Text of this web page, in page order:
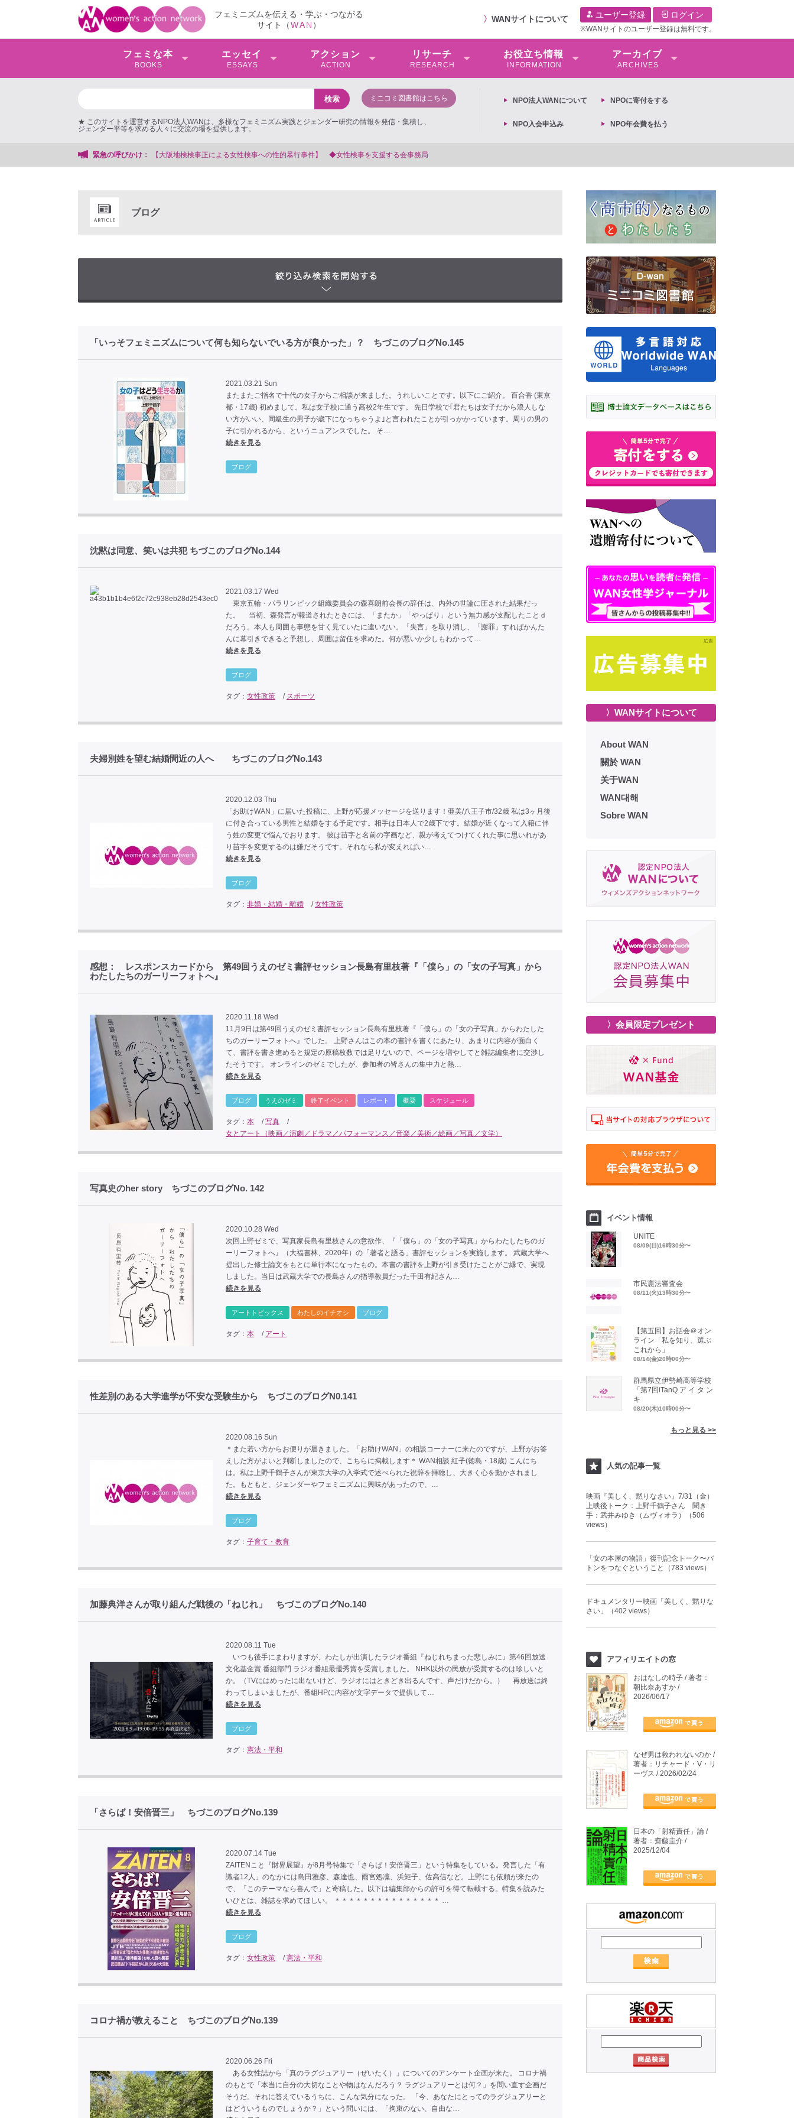
フェミニズムを伝える・学ぶ・つながる
サイト（WAN ）
〉 WANサイトについて ユーザー登録 ログイン
※WANサイトのユーザー登録は無料です。
フェミな本
BOOKS
エッセイ
ESSAYS
アクション
ACTION
リサーチ
RESEARCH
お役⽴ち情報
INFORMATION
アーカイブ
ARCHIVES
ミニコミ図書館はこちら
★ このサイトを運営するNPO法人WANは、多様なフェミニズム実践とジェンダー研究の情報を発信・集積し、
ジェンダー平等を求める人々に交流の場を提供します。
NPO法⼈WANについて NPOに寄付をする
NPO入会申込み NPO年会費を払う
緊急の呼びかけ： 【抗議文】2026年3月13日第6次男女共同参画基本計画の閣議決定への抗議文 ◆女性差別撤廃条約実現アクション 亀永能布子
ブログ
「いっそフェミニズムについて何も知らないでいる方が良かった」？ ちづこのブログNo.145
2021.03.21 Sun
またまたご指名で十代の女子からご相談が来ました。うれしいことです。以下にご紹介。 百合香 (東京
都・17歳) 初めまして。私は女子校に通う高校2年生です。 先日学校で｢君たちは女子だから浪人しな
い方がいい、同級生の男子が歳下になっちゃうよ｣と言われたことが引っかかっています。周りの男の
子に引かれるから、というニュアンスでした。 そ…
続きを見る
ブログ
沈黙は同意、笑いは共犯 ちづこのブログNo.144
2021.03.17 Wed
東京五輪・パラリンピック組織委員会の森喜朗前会長の辞任は、内外の世論に圧された結果だっ
た。 当初、森発言が報道されたときには、「またか」「やっぱり」という無力感が支配したことｄ
だろう。本人も周囲も事態を甘く見ていたに違いない。「失言」を取り消し、「謝罪」すればかんた
んに幕引きできると予想し、周囲は留任を求めた。何が悪いか少しもわかって…
続きを見る
ブログ
タグ： 女性政策 / スポーツ
夫婦別姓を望む結婚間近の人へ ちづこのブログNo.143
2020.12.03 Thu
「お助けWAN」に届いた投稿に、上野が応援メッセージを送ります！亜美/八王子市/32歳 私は3ヶ月後
に付き合っている男性と結婚をする予定です。相手は日本人で2歳下です。結婚が近くなって入籍に伴
う姓の変更で悩んでおります。 彼は苗字と名前の字画など、親が考えてつけてくれた事に思いれがあ
り苗字を変更するのは嫌だそうです。それなら私が変えればい…
続きを見る
ブログ
タグ： 非婚・結婚・離婚 /女性政策
感想： レスポンスカードから 第49回うえのゼミ書評セッション長島有里枝著『「僕ら」の「女の子写真」から
わたしたちのガーリーフォトへ』
2020.11.18 Wed
11月9日は第49回うえのゼミ書評セッション長島有里枝著『「僕ら」の「女の子写真」からわたした
ちのガーリーフォトへ』でした。 上野さんはこの本の書評を書くにあたり、あまりに内容が面白く
て、書評を書き進めると規定の原稿枚数では足りないので、ページを増やしてと雑誌編集者に交渉し
たそうです。 オンラインのゼミでしたが、参加者の皆さんの集中力と熱…
続きを見る
ブログ うえのゼミ 終了イベント レポート 概要 スケジュール
タグ： 本 /写真
/
女とアート（映画／演劇／ドラマ／パフォーマンス／音楽／美術／絵画／写真／文学）
写真史のher story ちづこのブログNo. 142
2020.10.28 Wed
次回上野ゼミで、写真家長島有里枝さんの意欲作、『「僕ら」の「女の子写真」からわたしたちのガ
ーリーフォトへ』（大福書林、2020年）の「著者と語る」書評セッションを実施します。 武蔵大学へ
提出した修士論文をもとに単行本になったもの。本書の書評を上野が引き受けたことがご縁で、実現
しました。当日は武蔵大学での長島さんの指導教員だった千田有紀さん…
続きを見る
アートトピックス わたしのイチオシ ブログ
タグ： 本 / アート
性差別のある大学進学が不安な受験生から ちづこのブログN0.141
2020.08.16 Sun
＊また若い方からお便りが届きました。「お助けWAN」の相談コーナーに来たのですが、上野がお答
えした方がよいと判断しましたので、こちらに掲載します＊ WAN相談 紅子(徳島・18歳) こんにち
は。私は上野千鶴子さんが東京大学の入学式で述べられた祝辞を拝聴し、大きく心を動かされまし
た。もともと、ジェンダーやフェミニズムに興味があったので、…
続きを見る
ブログ
タグ： 子育て・教育
加藤典洋さんが取り組んだ戦後の「ねじれ」 ちづこのブログNo.140
2020.08.11 Tue
いつも後手にまわりますが、わたしが出演したラジオ番組『ねじれちまった悲しみに』第46回放送
文化基金賞 番組部門 ラジオ番組最優秀賞を受賞しました。 NHK以外の民放が受賞するのは珍しいと
か。（TVにはめったに出ないけど、ラジオにはときどき出るんです、声だけだから。） 再放送は終
わってしまいましたが、番組HPに内容が文字データで提供して…
続きを見る
ブログ
タグ： 憲法・平和
「さらば！安倍晋三」 ちづこのブログNo.139
2020.07.14 Tue
ZAITENこと『財界展望』が8月号特集で「さらば！安倍晋三」という特集をしている。発言した「有
識者12人」のなかには島田雅彦、森達也、雨宮処凜、浜矩子、佐高信など。上野にも依頼が来たの
で、「このテーマなら喜んで」と寄稿した。以下は編集部からの許可を得て転載する。特集を読みた
いひとは、雑誌を求めてほしい。 ＊＊＊＊＊＊＊＊＊＊＊＊＊＊＊ …
続きを見る
ブログ
タグ： 女性政策 /憲法・平和
コロナ禍が教えること ちづこのブログNo.139
2020.06.26 Fri
ある女性誌から「真のラグジュアリー（ぜいたく）」についてのアンケート企画が来た。 コロナ禍
のもとで「本当に自分の大切なことや物はなんだろう？ ラグジュアリーとは何？」を問い直す企画だ
そうだ。それに答えているうちに、こんな気分になった。 「今、あなたにとってのラグジュアリーと
はどういうものでしょうか？」という問いには、「拘束のない、自由な…
〉WANサイトについて
About WAN
關於 WAN
关于WAN
WAN대해
Sobre WAN
〉会員限定プレゼント
イベント情報
UNITE
08/09(日)16時30分〜
市民憲法審査会
08/11(火)13時30分〜
【第五回】お話会＠オン
ライン「私を知り、選ぶ
これから」
08/14(金)20時00分〜
群馬県立伊勢崎高等学校
「第7回iTanQ ア イ タ ン
キ
08/20(木)10時00分〜
もっと見る >>
人気の記事一覧
映画『美しく、黙りなさい』7/31（金）
上映後トーク：上野千鶴子さん 聞き
手：武井みゆき（ムヴィオラ）（506
views）
「女の本屋の物語」復刊記念トーク〜バ
トンをつなぐということ（783 views）
ドキュメンタリー映画「美しく、黙りな
さい」（402 views）
アフィリエイトの窓
おはなしの時子 / 著者：
朝比奈あすか /
2026/06/17
なぜ男は救われないのか /
著者：リチャード・V・リ
ーヴス / 2026/02/24
日本の「射精責任」論 /
著者：齋藤圭介 /
2025/12/04